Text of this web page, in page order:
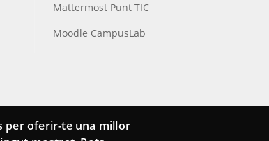
Mattermost Punt TIC
Moodle CampusLab
per oferir-te una millor